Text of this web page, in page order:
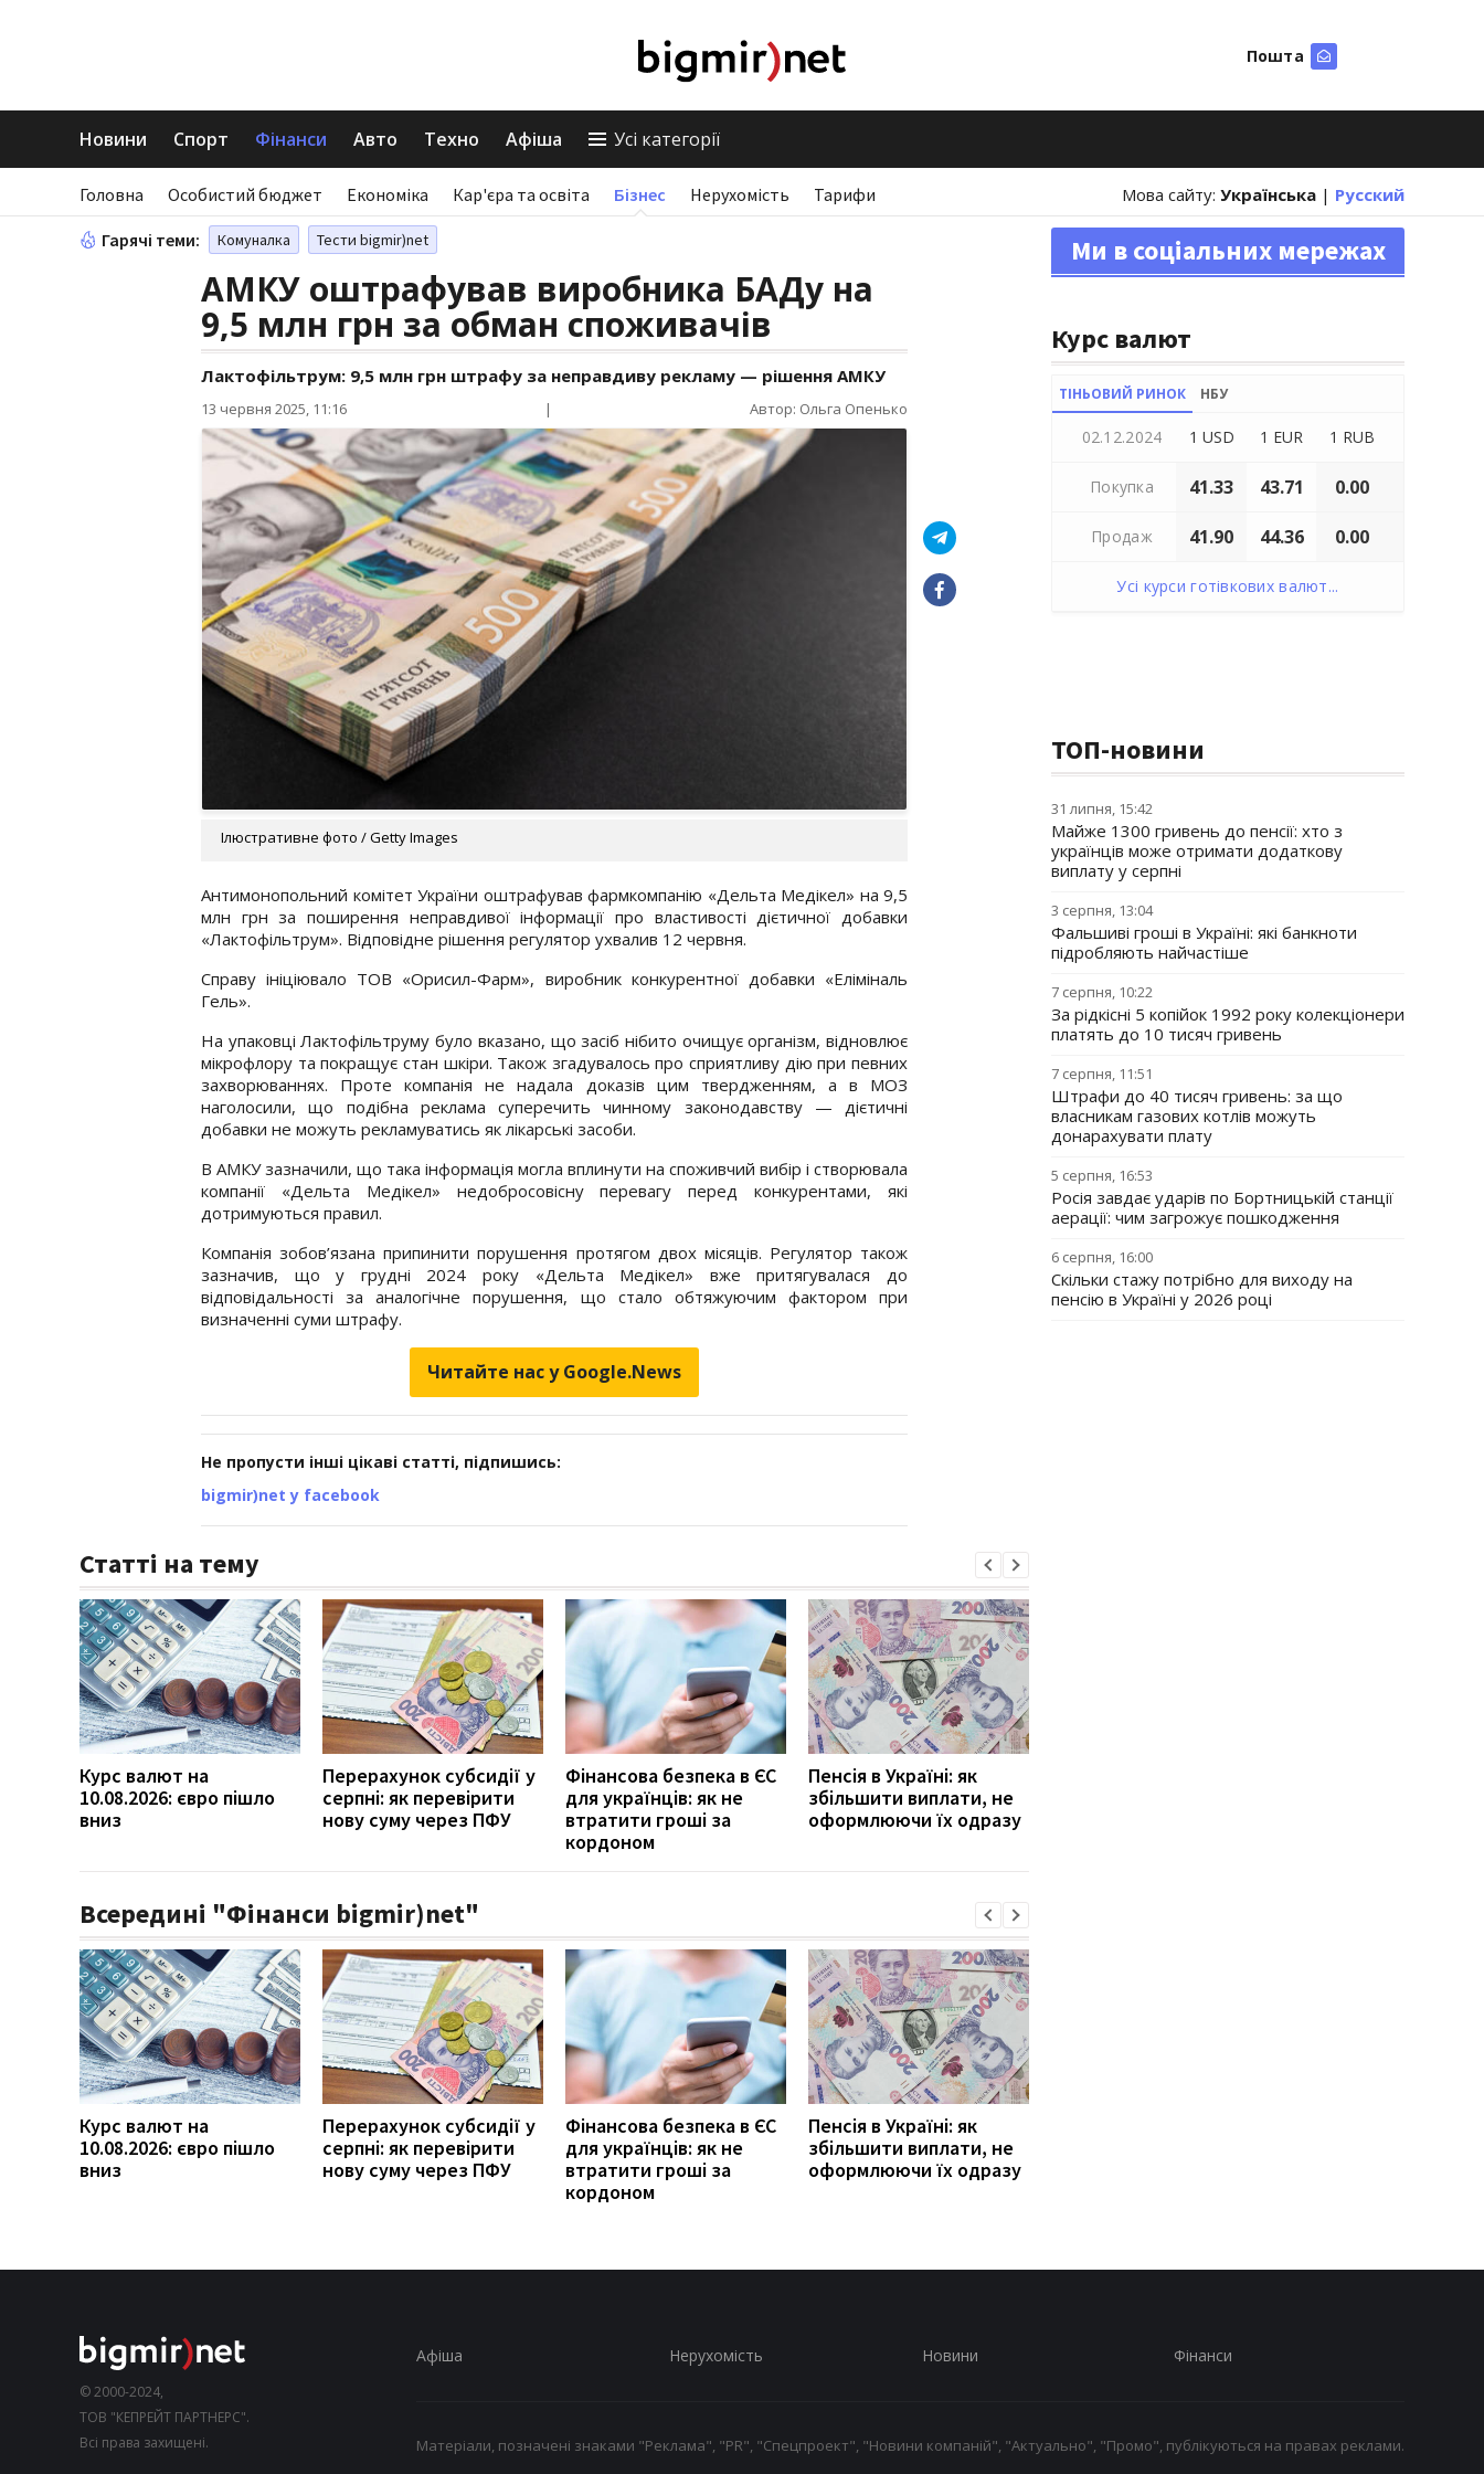
Пошта
Новини Спорт Фінанси Авто Техно Афіша Усі категорії
Головна Особистий бюджет Економіка Кар'єра та освіта Бізнес Нерухомість Тарифи Мова сайту: Українська | Русский
Гарячі теми: Комуналка Тести bigmir)net
АМКУ оштрафував виробника БАДу на
9,5 млн грн за обман споживачів
Лактофільтрум: 9,5 млн грн штрафу за неправдиву рекламу — рішення АМКУ
13 червня 2025, 11:16 | Автор: Ольга Опенько
Ілюстративне фото / Getty Images
Антимонопольний комітет України оштрафував фармкомпанію «Дельта Медікел» на 9,5
млн грн за поширення неправдивої інформації про властивості дієтичної добавки
«Лактофільтрум». Відповідне рішення регулятор ухвалив 12 червня.
Справу ініціювало ТОВ «Орисил-Фарм», виробник конкурентної добавки «Еліміналь
Гель».
На упаковці Лактофільтруму було вказано, що засіб нібито очищує організм, відновлює
мікрофлору та покращує стан шкіри. Також згадувалось про сприятливу дію при певних
захворюваннях. Проте компанія не надала доказів цим твердженням, а в МОЗ
наголосили, що подібна реклама суперечить чинному законодавству — дієтичні
добавки не можуть рекламуватись як лікарські засоби.
В АМКУ зазначили, що така інформація могла вплинути на споживчий вибір і створювала
компанії «Дельта Медікел» недобросовісну перевагу перед конкурентами, які
дотримуються правил.
Компанія зобов’язана припинити порушення протягом двох місяців. Регулятор також
зазначив, що у грудні 2024 року «Дельта Медікел» вже притягувалася до
відповідальності за аналогічне порушення, що стало обтяжуючим фактором при
визначенні суми штрафу.
Читайте нас у Google.News
Не пропусти інші цікаві статті, підпишись:
bigmir)net у facebook
Статті на тему
Курс валют на
10.08.2026: євро пішло
вниз
Перерахунок субсидії у
серпні: як перевірити
нову суму через ПФУ
Фінансова безпека в ЄС
для українців: як не
втратити гроші за
кордоном
Пенсія в Україні: як
збільшити виплати, не
оформлюючи їх одразу
Всередині "Фінанси bigmir)net"
Курс валют на
10.08.2026: євро пішло
вниз
Перерахунок субсидії у
серпні: як перевірити
нову суму через ПФУ
Фінансова безпека в ЄС
для українців: як не
втратити гроші за
кордоном
Пенсія в Україні: як
збільшити виплати, не
оформлюючи їх одразу
Ми в соціальних мережах
Курс валют
ТІНЬОВИЙ РИНОК НБУ
02.12.2024 1 USD 1 EUR 1 RUB
Покупка 41.33 43.71 0.00
Продаж 41.90 44.36 0.00
Усі курси готівкових валют...
ТОП-новини
31 липня, 15:42
Майже 1300 гривень до пенсії: хто з
українців може отримати додаткову
виплату у серпні
3 серпня, 13:04
Фальшиві гроші в Україні: які банкноти
підробляють найчастіше
7 серпня, 10:22
За рідкісні 5 копійок 1992 року колекціонери
платять до 10 тисяч гривень
7 серпня, 11:51
Штрафи до 40 тисяч гривень: за що
власникам газових котлів можуть
донарахувати плату
5 серпня, 16:53
Росія завдає ударів по Бортницькій станції
аерації: чим загрожує пошкодження
6 серпня, 16:00
Скільки стажу потрібно для виходу на
пенсію в Україні у 2026 році
© 2000-2024,
ТОВ "КЕПРЕЙТ ПАРТНЕРС".
Всі права захищені.
Афіша Нерухомість Новини Фінанси
Матеріали, позначені знаками "Реклама", "PR", "Спецпроект", "Новини компаній", "Актуально", "Промо", публікуються на правах реклами.